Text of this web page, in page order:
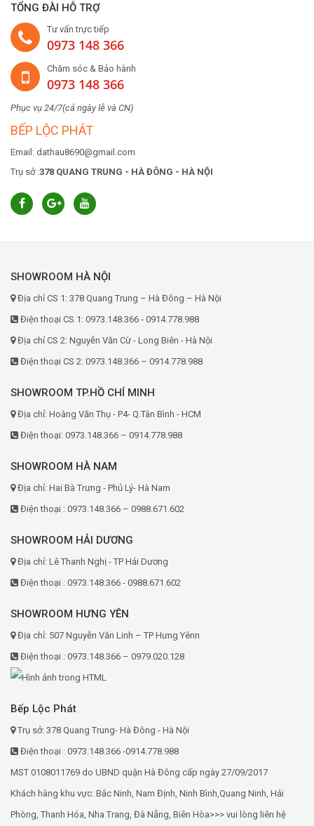
TỔNG ĐÀI HỖ TRỢ
Tư vấn trực tiếp
0973 148 366
Chăm sóc & Bảo hành
0973 148 366
Phục vụ 24/7(cả ngày lễ và CN)
BẾP LỘC PHÁT
Email: dathau8690@gmail.com
Trụ sở :378 QUANG TRUNG - HÀ ĐÔNG - HÀ NỘI
SHOWROOM HÀ NỘI
Địa chỉ CS 1: 378 Quang Trung – Hà Đông – Hà Nội
Điện thoại CS 1: 0973.148.366 - 0914.778.988
Địa chỉ CS 2: Nguyễn Văn Cừ - Long Biên - Hà Nội
Điện thoại CS 2: 0973.148.366 – 0914.778.988
SHOWROOM TP.HỒ CHÍ MINH
Địa chỉ: Hoàng Văn Thụ - P4- Q.Tân Bình - HCM
Điện thoại: 0973.148.366 – 0914.778.988
SHOWROOM HÀ NAM
Địa chỉ: Hai Bà Trưng - Phủ Lý- Hà Nam
Điện thoại : 0973.148.366 – 0988.671.602
SHOWROOM HẢI DƯƠNG
Địa chỉ: Lê Thanh Nghị - TP Hải Dương
Điện thoại : 0973.148.366 - 0988.671.602
SHOWROOM HƯNG YÊN
Địa chỉ: 507 Nguyễn Văn Linh – TP Hưng Yênn
Điện thoại : 0973.148.366 – 0979.020.128
Bếp Lộc Phát
Trụ sở: 378 Quang Trung- Hà Đông - Hà Nội
Điện thoại : 0973.148.366 -0914.778.988
MST 0108011769 do UBND quận Hà Đông cấp ngày 27/09/2017
Khách hàng khu vực: Bắc Ninh, Nam Định, Ninh Bình,Quang Ninh, Hải
Phòng, Thanh Hóa, Nha Trang, Đà Nẵng, Biên Hòa>>> vui lòng liên hệ